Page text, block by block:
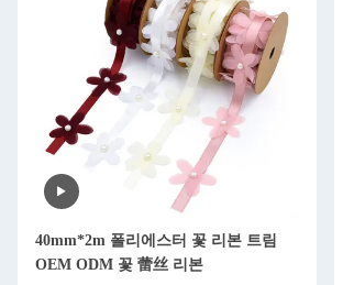
40mm*2m 폴리에스터 꽃 리본 트림
OEM ODM 꽃 蕾丝 리본